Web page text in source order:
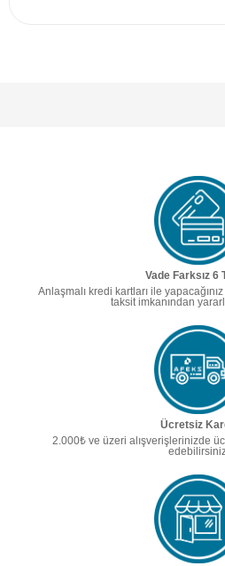
Vade Farksız 6
Anlaşmalı kredi kartları ile
taksit imkanından
Ücretsiz
2.000₺ ve üzeri alışverişlerinizde